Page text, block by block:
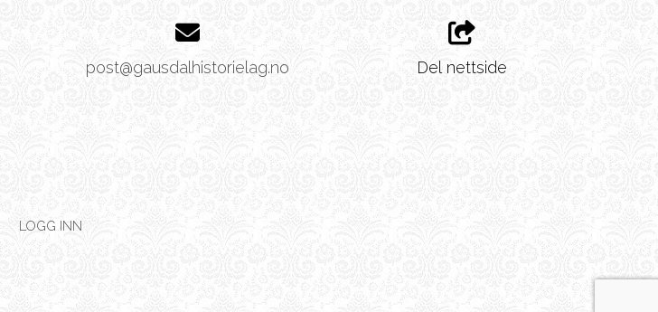
post@gausdalhistorielag.no Del nettside
LOGG INN